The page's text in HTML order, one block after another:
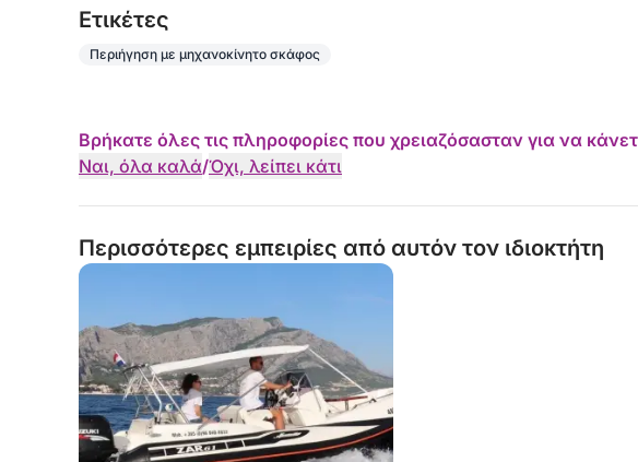
Eτικέτες
Περιήγηση με μηχανοκίνητο σκάφος
Βρήκατε όλες τις πληροφορίες που χρειαζόσασταν για να
Ναι, όλα καλά/Όχι, λείπει κάτι
Περισσότερες εμπειρίες από αυτόν τον ιδιοκτήτη